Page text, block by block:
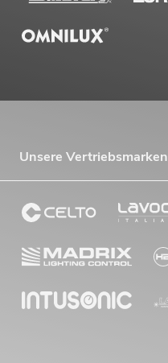
Unsere Vertriebsmarken